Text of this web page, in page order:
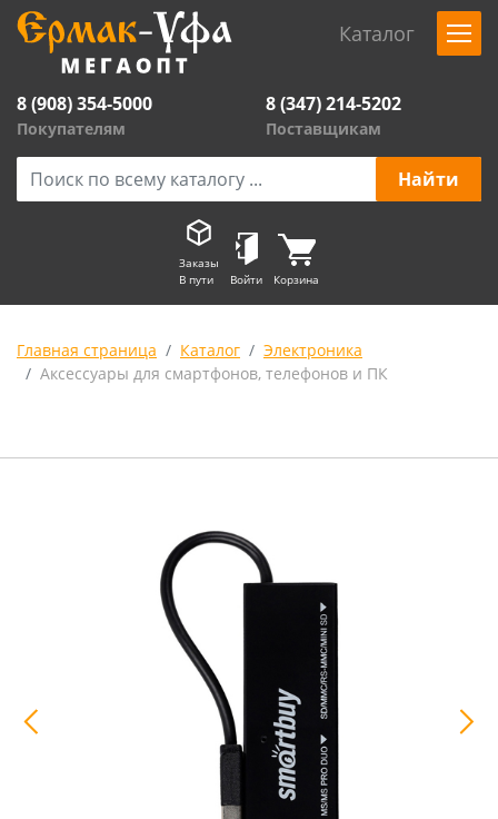
Каталог
8 (908) 354-5000
Покупателям
8 (347) 214-5202
Поставщикам
Заказы
В пути
Войти Корзина
Главная страница Каталог
Электроника
Аксессуары для смартфонов, телефонов и ПК